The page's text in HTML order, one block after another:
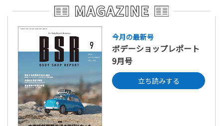
今月の最新号
ボデーショップレポート
9月号
立ち読みする